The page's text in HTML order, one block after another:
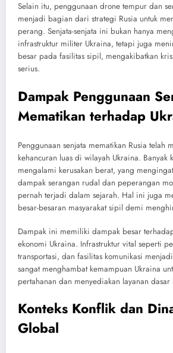
Selain itu, penggunaan drone tempur dan
menjadi bagian dari strategi Rusia untuk
perang. Senjata-senjata ini bukan hanya
infrastruktur militer Ukraina, tetapi juga
besar pada fasilitas sipil, mengakibatkan
serius.
Dampak Penggunaan
Mematikan terhadap
Penggunaan senjata mematikan Rusia telah
kehancuran luas di wilayah Ukraina. Banyak
mengalami kerusakan berat, yang
dampak serangan rudal dan peperangan
pernah terjadi dalam sejarah. Hal ini juga
besar-besaran masyarakat sipil demi
Dampak ini memiliki dampak besar
ekonomi Ukraina. Infrastruktur vital seperti
transportasi, dan fasilitas komunikasi
sangat menghambat kemampuan Ukraina
pertahanan dan menyediakan layanan
Konteks Konflik dan
Global